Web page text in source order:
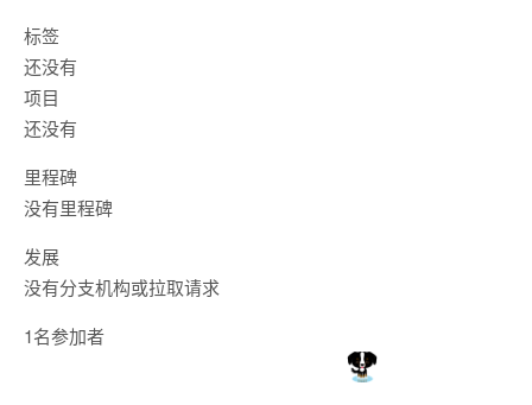
标签
还没有
项目
还没有
里程碑
没有里程碑
发展
没有分支机构或拉取请求
1名参加者